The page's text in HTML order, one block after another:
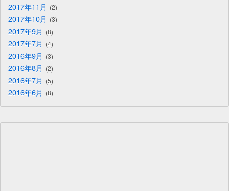
2017年11月 2
2017年10月 3
2017年9月 8
2017年7月 4
2016年9月 3
2016年8月 2
2016年7月 5
2016年6月 8